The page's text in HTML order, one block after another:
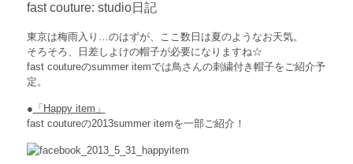
fast couture: studio日記
東京は梅雨入り…のはずが、ここ数日は夏のようなお天気。
そろそろ、日差しよけの帽子が必要になりますね☆
fast coutureのsummer itemでは鳥さんの刺繍付き帽子をご紹介予
定。
● 「Happy item」
fast coutureの2013summer itemを一部ご紹介！